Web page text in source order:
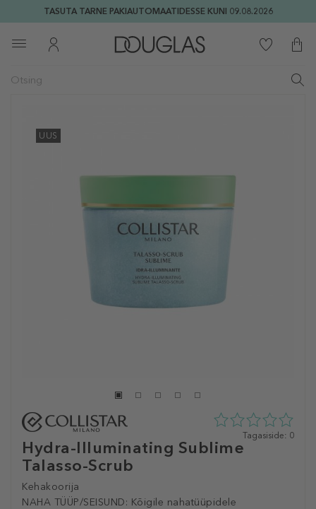
TASUTA TARNE PAKIAUTOMAATIDESSE KUNI 09.08.2026
UUS
Hydra-Illuminating Sublime
Talasso-Scrub
Kehakoorija
NAHA TÜÜP/SEISUND: Kõigile nahatüüpidele
0
tähte
Tagasiside: 0